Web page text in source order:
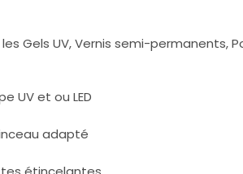
Gels UV, Vernis semi-permanents,
UV et ou LED
adapté